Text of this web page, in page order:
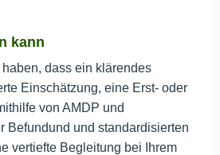
kann
dass ein klärendes
Einschätzung, eine Erst- oder
von AMDP und
Befundund und standardisierten
vertiefte Begleitung bei Ihrem